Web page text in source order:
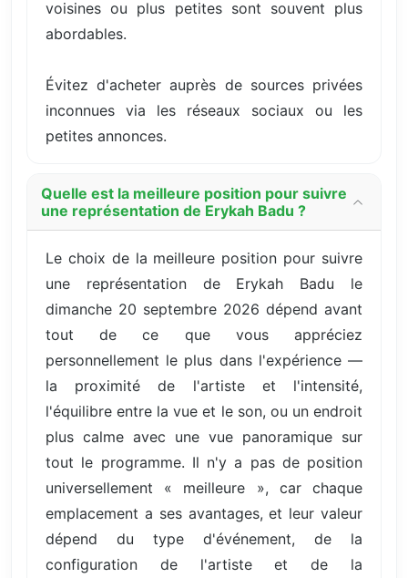
voisines ou plus petites sont souvent plus
abordables.
Évitez d'acheter auprès de sources privées
inconnues via les réseaux sociaux ou les
petites annonces.
Quelle est la meilleure position pour suivre
une représentation de Erykah Badu ?
Le choix de la meilleure position pour suivre
une représentation de Erykah Badu le
dimanche 20 septembre 2026 dépend avant
tout de ce que vous appréciez
personnellement le plus dans l'expérience —
la proximité de l'artiste et l'intensité,
l'équilibre entre la vue et le son, ou un endroit
plus calme avec une vue panoramique sur
tout le programme. Il n'y a pas de position
universellement « meilleure », car chaque
emplacement a ses avantages, et leur valeur
dépend du type d'événement, de la
configuration de l'artiste et de la